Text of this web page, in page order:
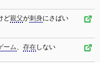
ど親父が刺身にさばい
ーム、 存在しない